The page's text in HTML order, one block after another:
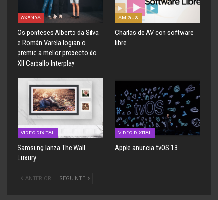
AXENDA
Os ponteses Alberto da Silva
e Román Varela logran o
premio a mellor proxecto do
XII Carballo Interplay
AMIGUS
Charlas de AV con software
libre
VIDEO DIXITAL
Samsung lanza The Wall
Luxury
VIDEO DIXITAL
Apple anuncia tvOS 13
ANTERIOR SEGUINTE